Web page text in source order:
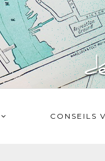
CONSEILS